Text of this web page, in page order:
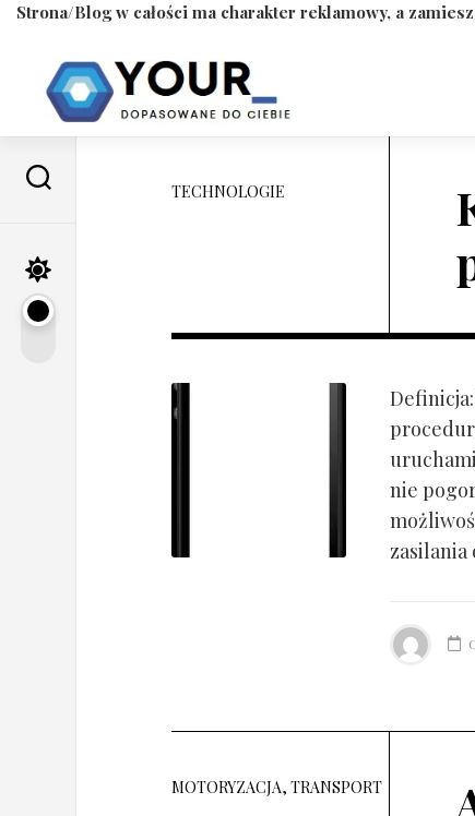
Strona/Blog w całości ma charakter reklamowy, a
content
TECHNOLOGIE
nie
zasilania
MOTORYZACJA, TRANSPORT